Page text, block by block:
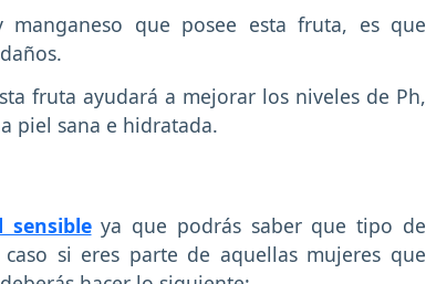
manganeso que posee esta fruta, es que
fruta ayudará a mejorar los niveles de Ph,
piel sana e hidratada.
ya que podrás saber que tipo de
si eres parte de aquellas mujeres que